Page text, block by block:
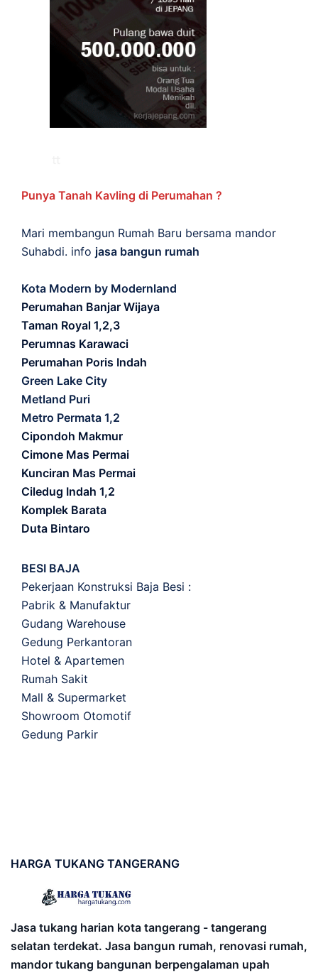
Punya Tanah Kavling di Perumahan ?
Mari membangun Rumah Baru bersama mandor
Suhabdi. info jasa bangun rumah
Kota Modern by Modernland
Perumahan Banjar Wijaya
Taman Royal 1,2,3
Perumnas Karawaci
Perumahan Poris Indah
Green Lake City
Metland Puri
Metro Permata 1,2
Cipondoh Makmur
Cimone Mas Permai
Kunciran Mas Permai
Ciledug Indah 1,2
Komplek Barata
Duta Bintaro
BESI BAJA
Pekerjaan Konstruksi Baja Besi :
Pabrik & Manufaktur
Gudang Warehouse
Gedung Perkantoran
Hotel & Apartemen
Rumah Sakit
Mall & Supermarket
Showroom Otomotif
Gedung Parkir
HARGA TUKANG TANGERANG
Jasa tukang harian kota tangerang - tangerang
selatan terdekat. Jasa bangun rumah, renovasi rumah,
mandor tukang bangunan berpengalaman upah